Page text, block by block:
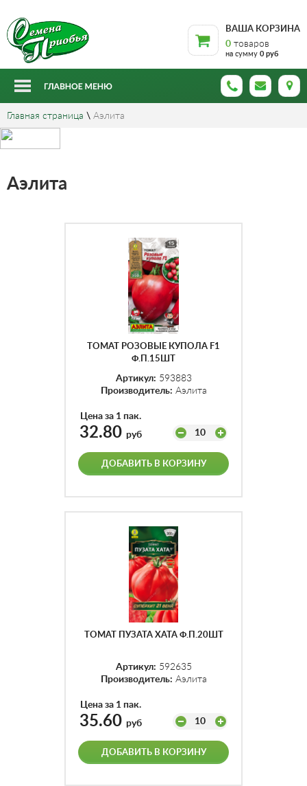
ВАША КОРЗИНА
0 товаров
на сумму 0 руб
Главная страница \ Аэлита
Аэлита
ТОМАТ РОЗОВЫЕ КУПОЛА F1
Ф.П.15ШТ
Артикул: 593883
Производитель: Аэлита
Цена за 1 пак.
32.80 руб 10
ДОБАВИТЬ В КОРЗИНУ
ТОМАТ ПУЗАТА ХАТА Ф.П.20ШТ
Артикул: 592635
Производитель: Аэлита
Цена за 1 пак.
35.60 руб 10
ДОБАВИТЬ В КОРЗИНУ